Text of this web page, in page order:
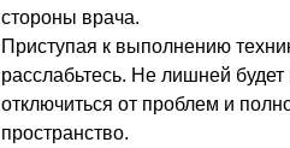
стороны врача.
Приступая к выполнению
расслабьтесь. Не лишней
отключиться от проблем и
пространство.